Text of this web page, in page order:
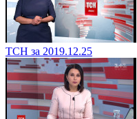
ТСН за 2019.12.25